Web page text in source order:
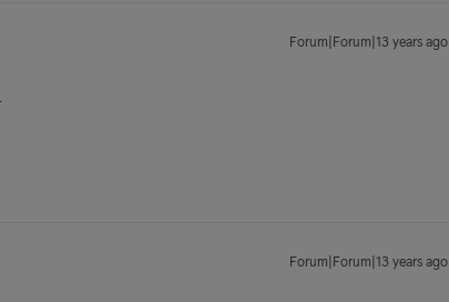
Forum|Forum|13 years ago
Forum|Forum|13 years ago